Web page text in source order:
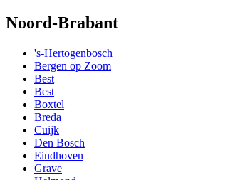
Noord-Brabant
's-Hertogenbosch
Bergen op Zoom
Best
Best
Boxtel
Breda
Cuijk
Den Bosch
Eindhoven
Grave